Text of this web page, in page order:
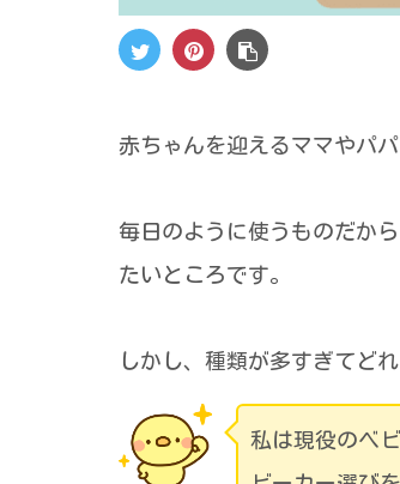
赤ちゃんを迎えるママやパ
毎日のように使うものだか
たいところです。
しかし、種類が多すぎてど
私は現役のベ